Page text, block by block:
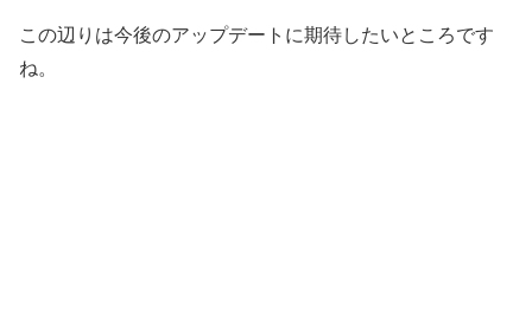
この辺りは今後のアップデートに期待したいところです
ね。